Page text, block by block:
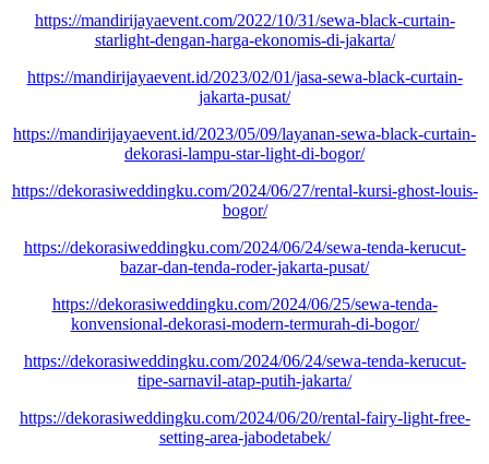
https://mandirijayaevent.com/2022/10/31/sewa-black-curtain-
starlight-dengan-harga-ekonomis-di-jakarta/
https://mandirijayaevent.id/2023/02/01/jasa-sewa-black-curtain-
jakarta-pusat/
https://mandirijayaevent.id/2023/05/09/layanan-sewa-black-curtain-
dekorasi-lampu-star-light-di-bogor/
https://dekorasiweddingku.com/2024/06/27/rental-kursi-ghost-louis-
bogor/
https://dekorasiweddingku.com/2024/06/24/sewa-tenda-kerucut-
bazar-dan-tenda-roder-jakarta-pusat/
https://dekorasiweddingku.com/2024/06/25/sewa-tenda-
konvensional-dekorasi-modern-termurah-di-bogor/
https://dekorasiweddingku.com/2024/06/24/sewa-tenda-kerucut-
tipe-sarnavil-atap-putih-jakarta/
https://dekorasiweddingku.com/2024/06/20/rental-fairy-light-free-
setting-area-jabodetabek/